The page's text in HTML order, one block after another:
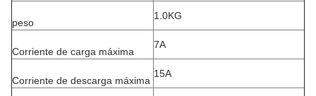
peso
1.0KG
Corriente de carga máxima
7A
Corriente de descarga máxima
15A